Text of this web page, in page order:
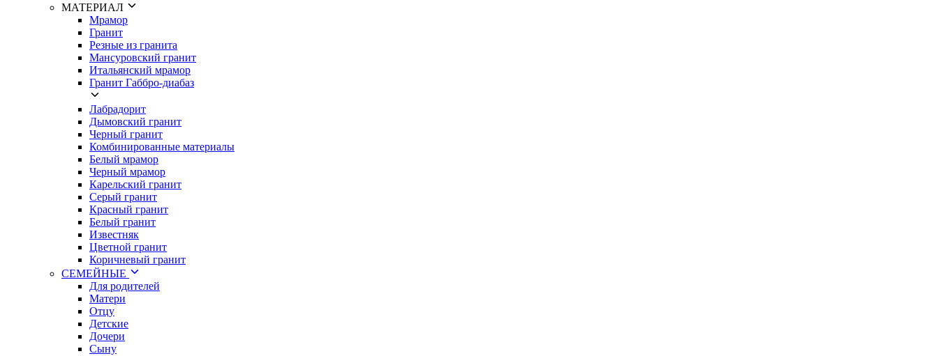
МАТЕРИАЛ
Мрамор
Гранит
Резные из гранита
Мансуровский гранит
Итальянский мрамор
Гранит Габбро-диабаз
Лабрадорит
Дымовский гранит
Черный гранит
Комбинированные материалы
Белый мрамор
Черный мрамор
Карельский гранит
Серый гранит
Красный гранит
Белый гранит
Известняк
Цветной гранит
Коричневый гранит
СЕМЕЙНЫЕ
Для родителей
Матери
Отцу
Детские
Дочери
Сыну